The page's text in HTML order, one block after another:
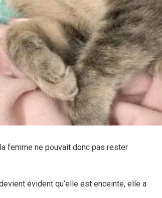
femme ne pouvait donc pas rester
évident qu’elle est enceinte, elle a